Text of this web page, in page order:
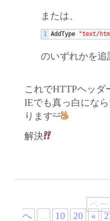
または、
1 AddType "text/
のいずれかを追
これでHTTPヘッダ
IEでも真っ白にな
ります
解決
ペ
へ
... 10 20 «